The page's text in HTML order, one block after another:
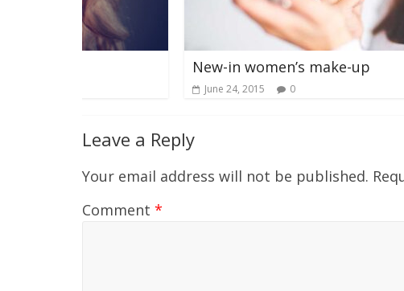
New-in women’s make-up
0
Leave a Reply
Your email address will not be published.
Comment *